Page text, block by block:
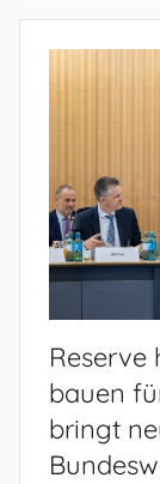
Reserve
bauen
bringt